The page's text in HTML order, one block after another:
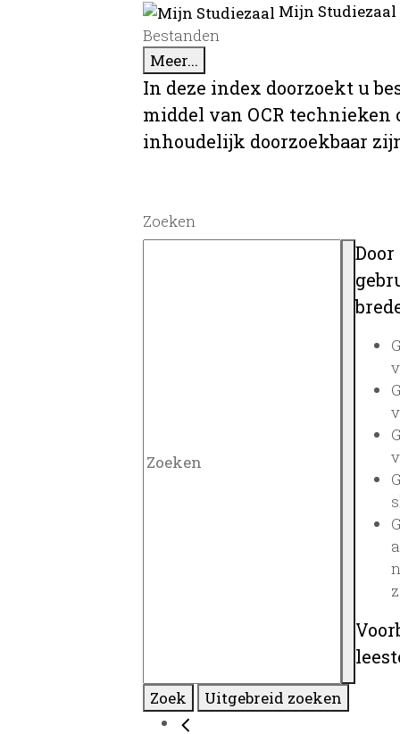
Mijn
Bestanden
Meer...
In deze index doorzoekt u
middel van OCR
inhoudelijk doorzoekbaar
Zoeken
Zoek Uitgebreid zoeken